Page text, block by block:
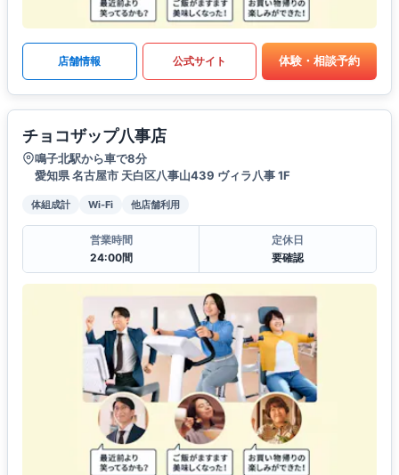
店舗情報 公式サイト 体験・相談予約
チョコザップ八事店
鳴子北駅から車で8分
愛知県 名古屋市 天白区八事山439 ヴィラ八事 1F
体組成計 Wi-Fi 他店舗利用
営業時間
24:00間
定休日
要確認